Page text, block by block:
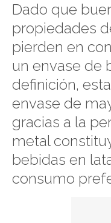
Dado que
propiedades
pierden en
un envase de
definición,
envase de
gracias a la
metal
bebidas en
consumo